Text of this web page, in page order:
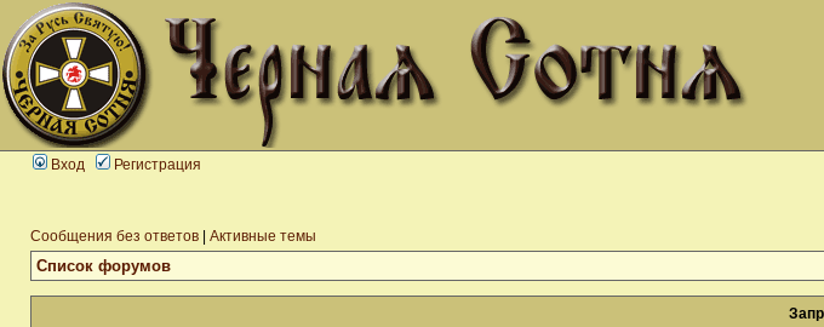
Вход Регистрация
Сообщения без ответов Активные темы
Список форумов